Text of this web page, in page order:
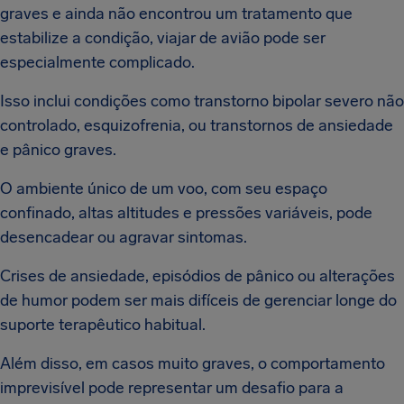
graves e ainda não encontrou um tratamento que
estabilize a condição, viajar de avião pode ser
especialmente complicado.
Isso inclui condições como transtorno bipolar severo não
controlado, esquizofrenia, ou transtornos de ansiedade
e pânico graves.
O ambiente único de um voo, com seu espaço
confinado, altas altitudes e pressões variáveis, pode
desencadear ou agravar sintomas.
Crises de ansiedade, episódios de pânico ou alterações
de humor podem ser mais difíceis de gerenciar longe do
suporte terapêutico habitual.
Além disso, em casos muito graves, o comportamento
imprevisível pode representar um desafio para a